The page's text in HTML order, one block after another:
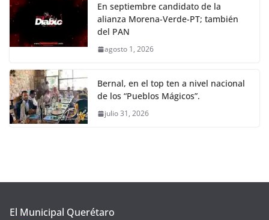
En septiembre candidato de la
alianza Morena-Verde-PT; también
del PAN
agosto 1, 2026
Bernal, en el top ten a nivel nacional
de los “Pueblos Mágicos”.
julio 31, 2026
El Municipal Querétaro